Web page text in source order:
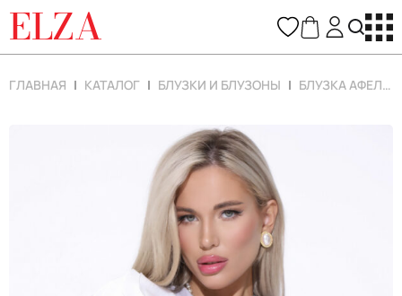
ELZA
ГЛАВНАЯ КАТАЛОГ БЛУЗКИ И БЛУЗОНЫ БЛУЗКА АФЕЛИЯ (БЕЛЫЙ)